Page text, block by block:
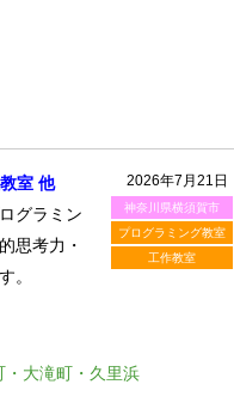
2026年7月21日
神奈川県横須賀市
プログラミング教室
工作教室
室 他
グラミン
思考力・
。
・大滝町・久里浜